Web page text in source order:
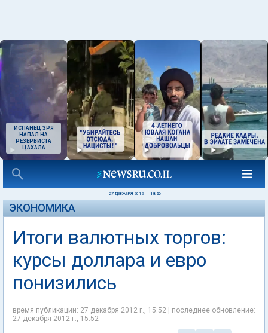
ИСПАНЕЦ ЗРЯ
НАПАЛ НА
РЕЗЕРВИСТА
ЦАХАЛА
27 ДЕКАБРЯ 2012 18:26
ЭКОНОМИКА
Итоги валютных торгов:
курсы доллара и евро
понизились
время публикации: 27 декабря 2012 г., 15:52 | последнее обновление:
27 декабря 2012 г., 15:52